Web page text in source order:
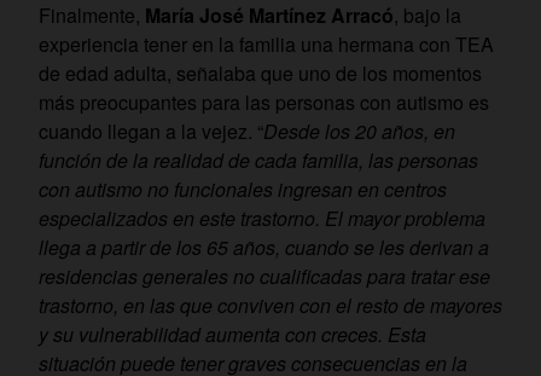
Finalmente, María José Martínez Arracó, bajo la
experiencia tener en la familia una hermana con TEA
de edad adulta, señalaba que uno de los momentos
más preocupantes para las personas con autismo es
cuando llegan a la vejez. “Desde los 20 años, en
función de la realidad de cada familia, las personas
con autismo no funcionales ingresan en centros
especializados en este trastorno. El mayor problema
llega a partir de los 65 años, cuando se les derivan a
residencias generales no cualificadas para tratar ese
trastorno, en las que conviven con el resto de mayores
y su vulnerabilidad aumenta con creces. Esta
situación puede tener graves consecuencias en la